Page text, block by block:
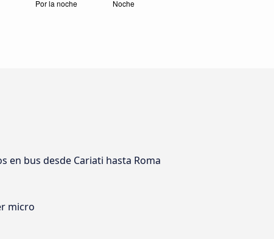
en bus desde Cariati hasta Roma
micro